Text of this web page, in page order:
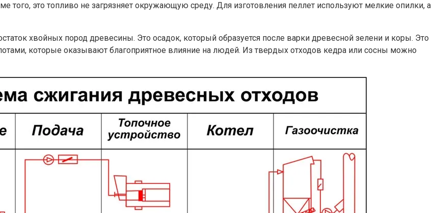
того, это топливо не загрязняет окружающую среду. Для изготовления пеллет используют мелкие опилки, а
хвойных пород древесины. Это осадок, который образуется после варки древесной зелени и коры. Это
которые оказывают благоприятное влияние на людей. Из твердых отходов кедра или сосны можно